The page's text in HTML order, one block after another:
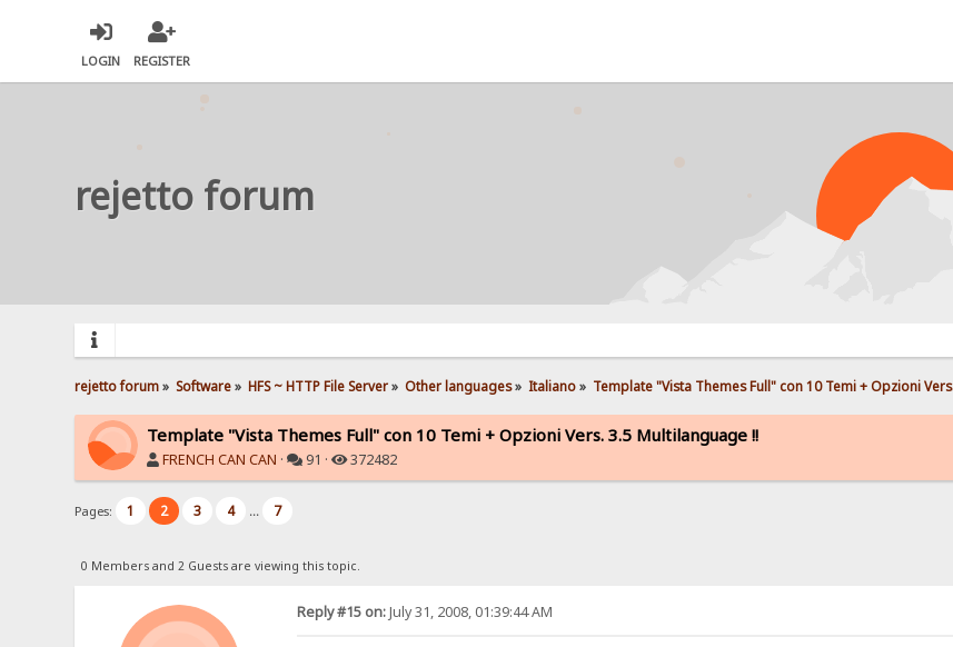
LOGIN REGISTER
rejetto forum
rejetto forum» Software» HFS ~ HTTP File Server» Other languages» Italiano» Template "Vista Themes Full" con 10 Temi + Opzioni
Template "Vista Themes Full" con 10 Temi + Opzioni Vers. 3.5 Multilanguage !!
FRENCH CAN CAN · 91 · 372482
Pages: 1 2 3 4 ... 7
0 Members and 2 Guests are viewing this topic.
Reply #15 on:July 31, 2008, 01:39:44 AM